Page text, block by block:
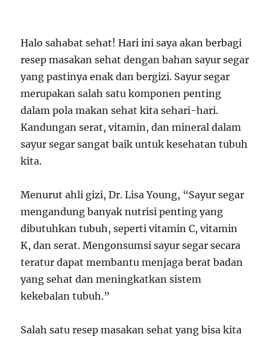
Halo sahabat sehat! Hari ini saya akan berbagi
resep masakan sehat dengan bahan sayur segar
yang pastinya enak dan bergizi. Sayur segar
merupakan salah satu komponen penting
dalam pola makan sehat kita sehari-hari.
Kandungan serat, vitamin, dan mineral dalam
sayur segar sangat baik untuk kesehatan tubuh
kita.
Menurut ahli gizi, Dr. Lisa Young, “Sayur segar
mengandung banyak nutrisi penting yang
dibutuhkan tubuh, seperti vitamin C, vitamin
K, dan serat. Mengonsumsi sayur segar secara
teratur dapat membantu menjaga berat badan
yang sehat dan meningkatkan sistem
kekebalan tubuh.”
Salah satu resep masakan sehat yang bisa kita